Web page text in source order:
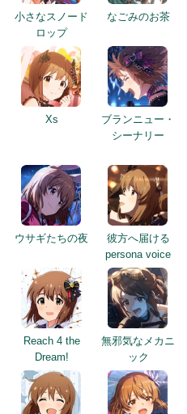
小さなスノード
ロップ
なごみのお茶
Xs
ブランニュー・
シーナリー
ウサギたちの夜
彼方へ届ける
persona voice
Reach 4 the
Dream!
無邪気なメカニ
ック